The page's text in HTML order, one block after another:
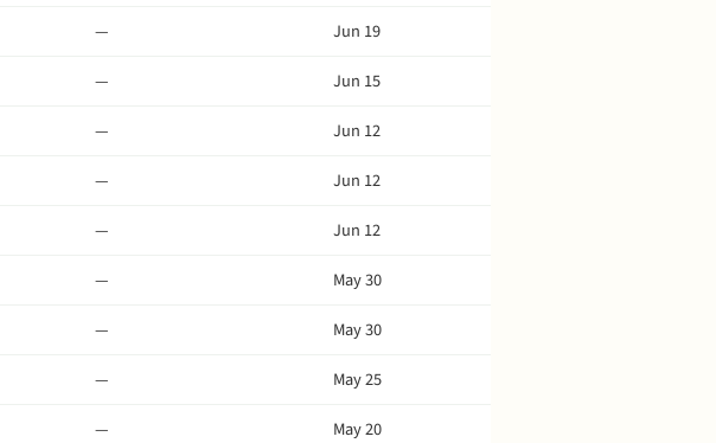
—
Jun 19
—
Jun 15
—
Jun 12
—
Jun 12
—
Jun 12
—
May 30
—
May 30
—
May 25
—
May 20